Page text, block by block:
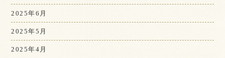
2025年6月
2025年5月
2025年4月